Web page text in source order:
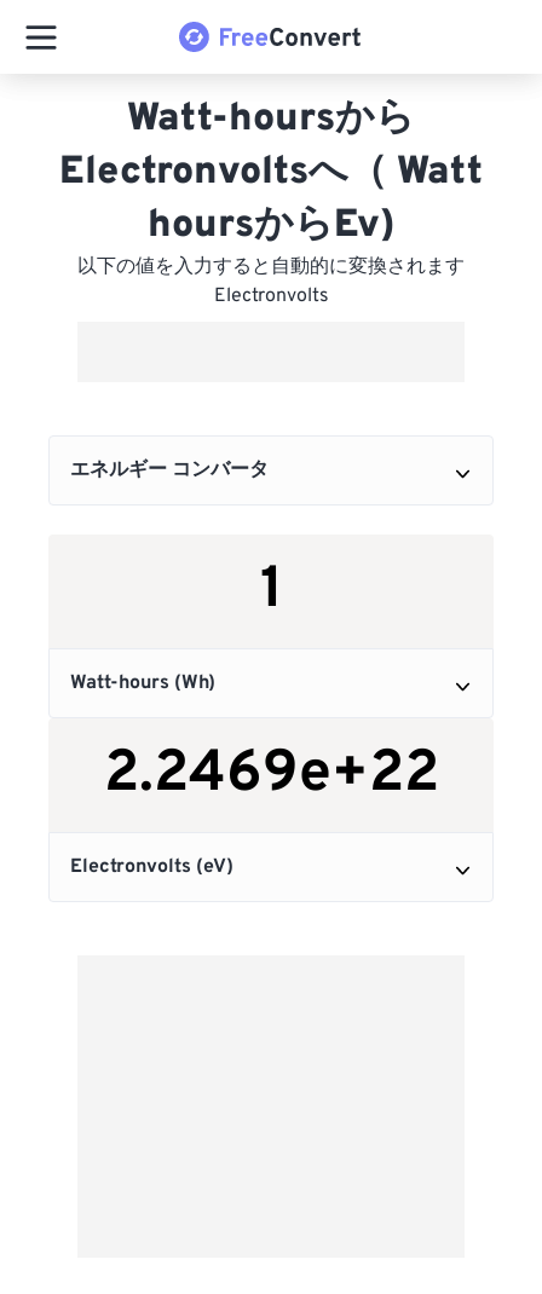
Watt-hoursから
Electronvoltsへ（ Watt
hoursからEv)
以下の値を入力すると自動的に変換されます
Electronvolts